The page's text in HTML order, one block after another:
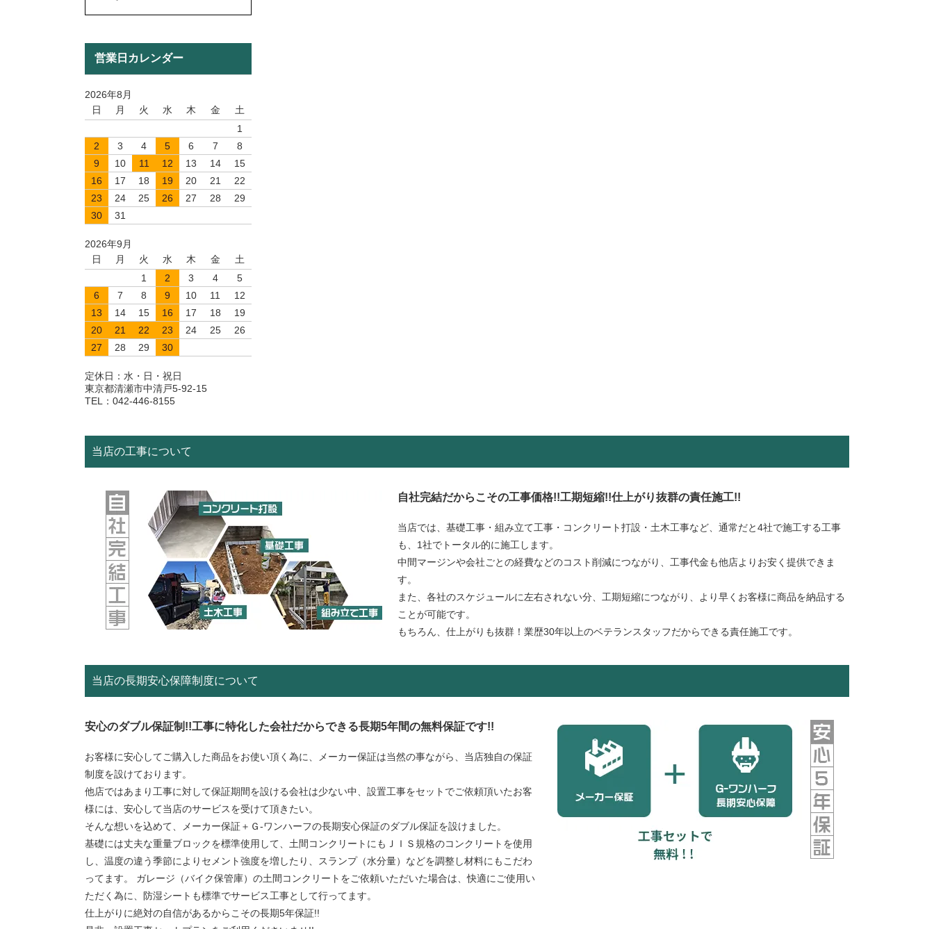
営業日カレンダー
2026年8月
日
月 火 水 木 金
土
1
2
3 4 5 6 7
8
9
10 11 12 13 14
15
16
17 18 19 20 21
22
23
24 25 26 27 28
29
30
31
2026年9月
日
月 火 水 木 金
土
1
2 3 4
5
6
7 8 9 10 11
12
13
14 15 16 17 18
19
20
21 22 23 24 25
26
27
28 29 30
定休日：水・日・祝日
東京都清瀬市中清戸5-92-15
TEL：042-446-8155
当店の工事について
自社完結だからこその工事価格!!工期短縮!!仕上がり抜群の責任施工!!
当店では、基礎工事・組み立て工事・コンクリート打設・土木工事など、通常だと4社で施工する工事
も、1社でトータル的に施工します。
中間マージンや会社ごとの経費などのコスト削減につながり、工事代金も他店よりお安く提供できま
す。
また、各社のスケジュールに左右されない分、工期短縮につながり、より早くお客様に商品を納品する
ことが可能です。
もちろん、仕上がりも抜群！業歴30年以上のベテランスタッフだからできる責任施工です。
当店の長期安心保障制度について
安心のダブル保証制!!工事に特化した会社だからできる長期5年間の無料保証です!!
お客様に安心してご購入した商品をお使い頂く為に、メーカー保証は当然の事ながら、当店独自の保証
制度を設けております。
他店ではあまり工事に対して保証期間を設ける会社は少ない中、設置工事をセットでご依頼頂いたお客
様には、安心して当店のサービスを受けて頂きたい。
そんな想いを込めて、メーカー保証＋Ｇ-ワンハーフの長期安心保証のダブル保証を設けました。
基礎には丈夫な重量ブロックを標準使用して、土間コンクリートにもＪＩＳ規格のコンクリートを使用
し、温度の違う季節によりセメント強度を増したり、スランプ（水分量）などを調整し材料にもこだわ
ってます。 ガレージ（バイク保管庫）の土間コンクリートをご依頼いただいた場合は、快適にご使用い
ただく為に、防湿シートも標準でサービス工事として行ってます。
仕上がりに絶対の自信があるからこその長期5年保証!!